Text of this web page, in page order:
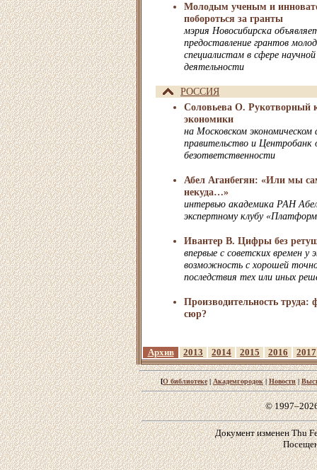
Молодым ученым и
побороться за гранты
мэрия Новосибирска
предоставление грантов
специалистам в сфере
деятельности
РОССИЯ
Соловьева О. Рукотворный
экономики
на Московском
правительство и Центробанк
безответственности
Абел Аганбегян: «Или мы
некуда…»
интервью академика РАН
экспертному клубу
Ивантер В. Цифры без
впервые с советских времен у
возможность с хорошей
последствия тех или иных
Производительность труда:
сюр?
Архив 2013 2014 2015 2016 2017
[О библиотеке|Академгородок|Новости|
©
Документ изменен Thu